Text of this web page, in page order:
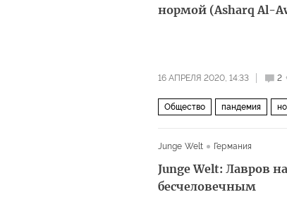
нормой (Asharq Al-
16 АПРЕЛЯ 2020, 14:33 2
Общество пандемия
Junge Welt
Германия
Junge Welt: Лавров
бесчеловечным